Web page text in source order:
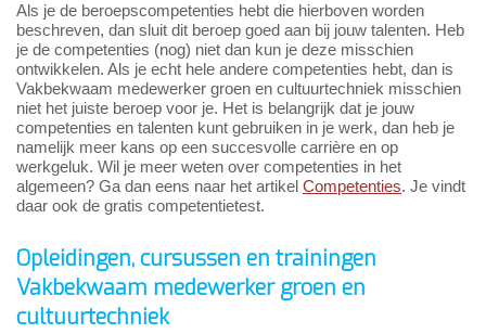
Als je de beroepscompetenties hebt die hierboven worden
beschreven, dan sluit dit beroep goed aan bij jouw talenten. Heb
je de competenties (nog) niet dan kun je deze misschien
ontwikkelen. Als je echt hele andere competenties hebt, dan is
Vakbekwaam medewerker groen en cultuurtechniek misschien
niet het juiste beroep voor je. Het is belangrijk dat je jouw
competenties en talenten kunt gebruiken in je werk, dan heb je
namelijk meer kans op een succesvolle carrière en op
werkgeluk. Wil je meer weten over competenties in het
algemeen? Ga dan eens naar het artikel Competenties. Je vindt
daar ook de gratis competentietest.
Opleidingen, cursussen en trainingen
Vakbekwaam medewerker groen en
cultuurtechniek